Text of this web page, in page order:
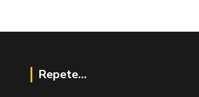
Repete...